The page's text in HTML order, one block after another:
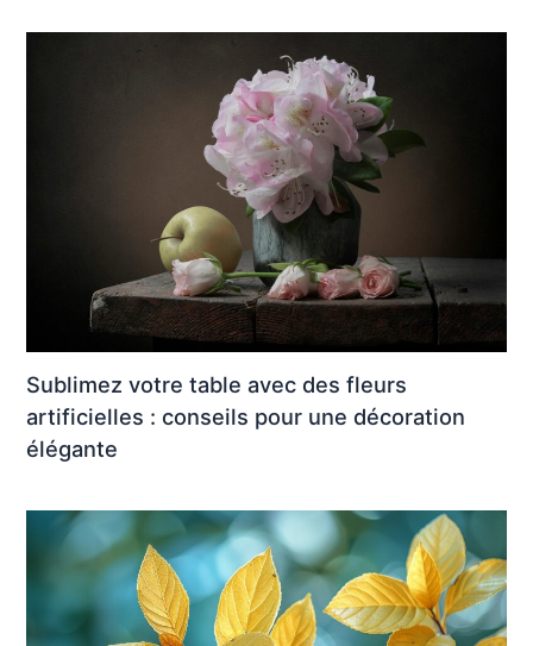
Sublimez votre table avec des fleurs
artificielles : conseils pour une décoration
élégante